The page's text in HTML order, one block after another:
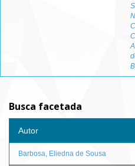
Busca facetada
Autor
Barbosa, Eliedna de Sousa